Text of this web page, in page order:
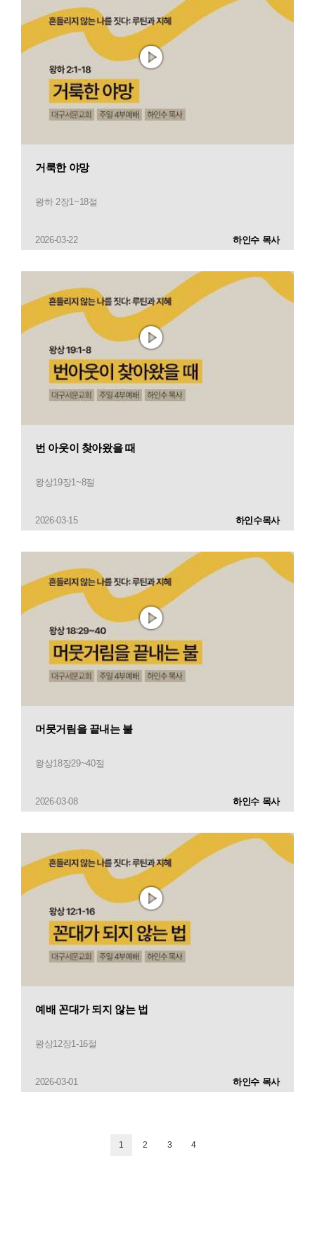
거룩한 야망
왕하 2장1~18절
2026-03-22 하인수 목사
번 아웃이 찾아왔을 때
왕상19장1~8절
2026-03-15 하인수목사
머뭇거림을 끝내는 불
왕상18장29~40절
2026-03-08 하인수 목사
예배 꼰대가 되지 않는 법
왕상12장1-16절
2026-03-01 하인수 목사
1 2 3 4